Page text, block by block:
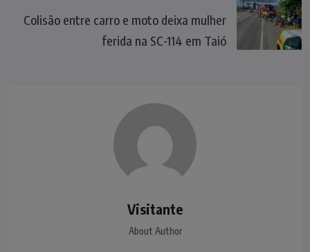
Colisão entre carro e moto deixa mulher
ferida na SC-114 em Taió
Visitante
About Author